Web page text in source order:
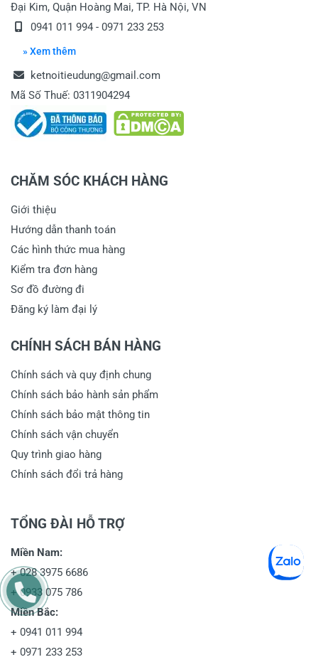
Đại Kim, Quận Hoàng Mai, TP. Hà Nội, VN
0941 011 994 - 0971 233 253
» Xem thêm
ketnoitieudung@gmail.com
Mã Số Thuế: 0311904294
CHĂM SÓC KHÁCH HÀNG
Giới thiệu
Hướng dẫn thanh toán
Các hình thức mua hàng
Kiểm tra đơn hàng
Sơ đồ đường đi
Đăng ký làm đại lý
CHÍNH SÁCH BÁN HÀNG
Chính sách và quy định chung
Chính sách bảo hành sản phẩm
Chính sách bảo mật thông tin
Chính sách vận chuyển
Quy trình giao hàng
Chính sách đổi trả hàng
TỔNG ĐÀI HỖ TRỢ
Miền Nam:
+028 3975 6686
+0933 075 786
Miền Bắc:
+ 0941 011 994
+ 0971 233 253